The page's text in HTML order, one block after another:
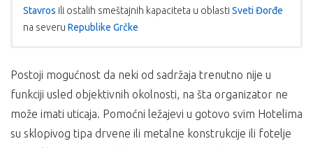
Stavros ili ostalih smeštajnih kapaciteta u oblasti Sveti Đorđe
na severu Republike Grčke
Plaćanje se vrši u dinarskoj protivvrednosti po
srednjem kursu NBS na dan uplate;
Cena je garantovana samo za uplatu kompletnog
iznosa, u suprotnom garantovan je samo iznos
Sastanak putnika koji putuju autobuskim prevozom na mestu
polaska je dan ranije u odnosu na datum početka smene iz
tabele. Noćna vožnja sa kraćim usputnim odmorima.
1.-10.dan: Stavros – dolazak, smeštaj, boravak na bazi izabrane
PREVOZ
1.dan – Samostalni dolazak u smeštaj. Smeštaj u objekat od
16h. Noćenje.
2.-10.dan – Boravak na bazi 10 noćenja u izabranom smeštaju
Postoji mogućnost da neki od sadržaja trenutno nije u
funkciji usled objektivnih okolnosti, na šta organizator ne
može imati uticaja. Pomoćni ležajevi u gotovo svim Hotelima
su sklopivog tipa drvene ili metalne konstrukcije ili fotelje